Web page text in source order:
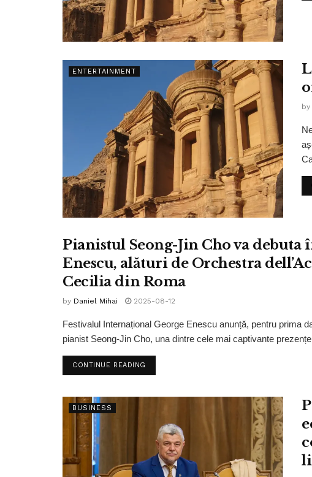
ENTERTAINMENT
by
LIFESTYLE
Pianistul Seong-Jin Cho va debuta
Enescu, alături de Orchestra
Cecilia din Roma
by Daniel Mihai 2025-08-12
Festivalul Internațional George Enescu anunță, pentru prima
pianist Seong-Jin Cho, una dintre cele mai captivante
CONTINUE READING
BUSINESS